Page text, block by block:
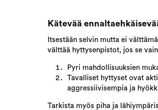
Kätevää
Itsestään selvin mutta ei
välttää hyttysenpistot, jos se
Pyri mahdollisuuksien
Tavalliset hyttyset ovat
aggressiivisempia ja
Tarkista myös piha ja